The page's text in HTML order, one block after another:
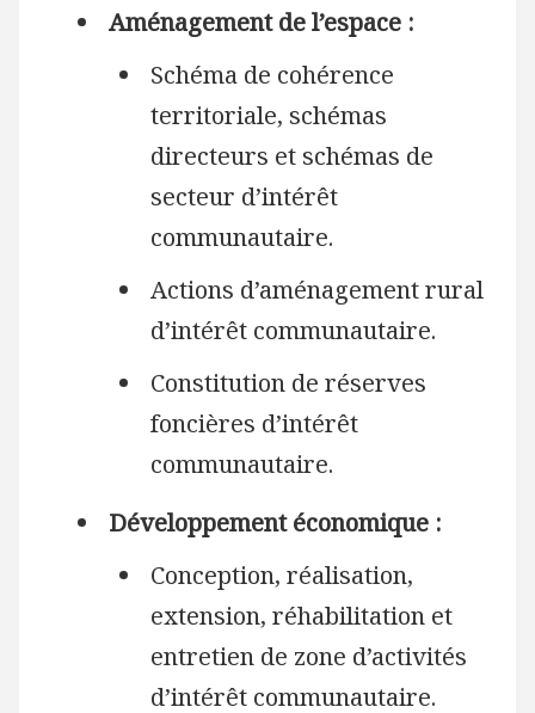
Aménagement de l’espace :
Schéma de cohérence
territoriale, schémas
directeurs et schémas de
secteur d’intérêt
communautaire.
Actions d’aménagement rural
d’intérêt communautaire.
Constitution de réserves
foncières d’intérêt
communautaire.
Développement économique :
Conception, réalisation,
extension, réhabilitation et
entretien de zone d’activités
d’intérêt communautaire.